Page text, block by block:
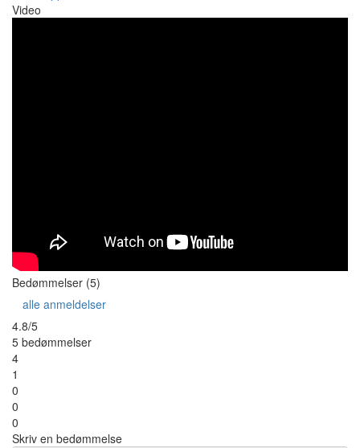
Video
Bedømmelser (5)
alle anmeldelser
4.8/5
5 bedømmelser
4
1
0
0
0
Skriv en bedømmelse